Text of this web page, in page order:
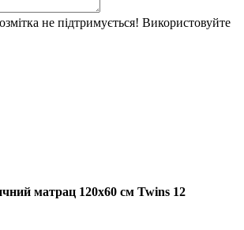
не підтримується! Використовуйте
матрац 120х60 см Twins 12